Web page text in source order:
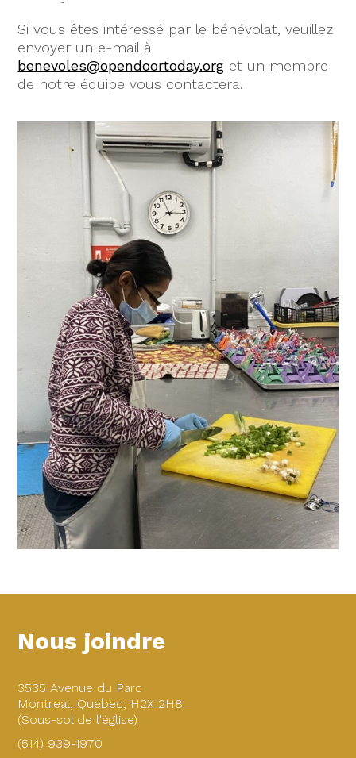
Si vous êtes intéressé par le bénévolat, veuillez
envoyer un e-mail à
benevoles@opendoortoday.org et un membre
de notre équipe vous contactera.
Nous joindre
3535 Avenue du Parc
Montreal, Quebec, H2X 2H8
(Sous-sol de l'église)
(514) 939-1970